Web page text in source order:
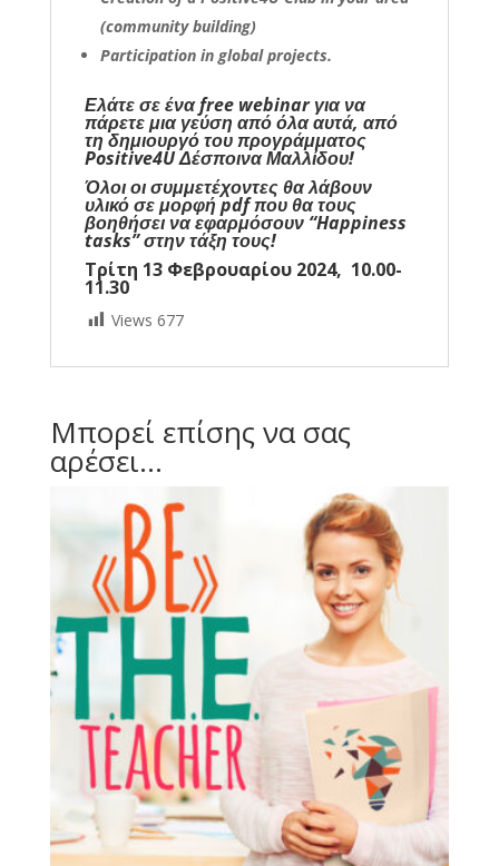
(community building)
Participation in global projects.
Ελάτε σε ένα free webinar για να
πάρετε μια γεύση από όλα αυτά, από
τη δημιουργό του προγράμματος
Positive4UΔέσποινα Μαλλίδου!
Όλοι οι συμμετέχοντες θα λάβουν
υλικό σε μορφή pdf που θα τους
βοηθήσει να εφαρμόσουν “Happiness
tasks” στην τάξη τους!
Τρίτη 13 Φεβρουαρίου 2024, 10.00-
11.30
Views 677
Μπορεί επίσης να σας
αρέσει…